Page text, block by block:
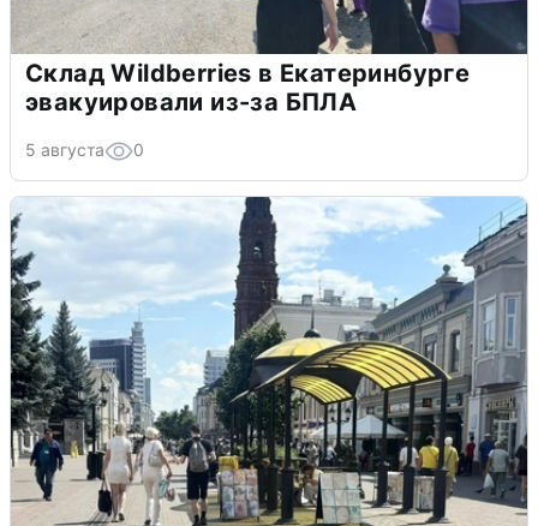
Склад Wildberries в Екатеринбурге
эвакуировали из-за БПЛА
5 августа 0